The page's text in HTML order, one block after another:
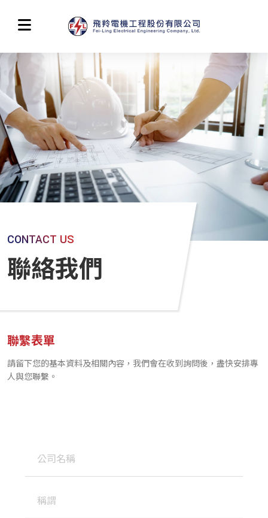
CONTACT US
聯絡我們
聯繫表單
請留下您的基本資料及相關內容，我們會在收到詢問後，盡快安排專
人與您聯繫。